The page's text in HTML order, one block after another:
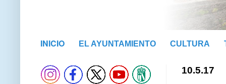
INICIO EL AYUNTAMIENTO CULTURA
10.5.17